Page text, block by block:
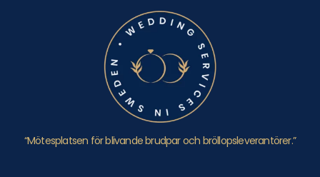
“Mötesplatsen för blivande brudpar och bröllopsleverantörer.”